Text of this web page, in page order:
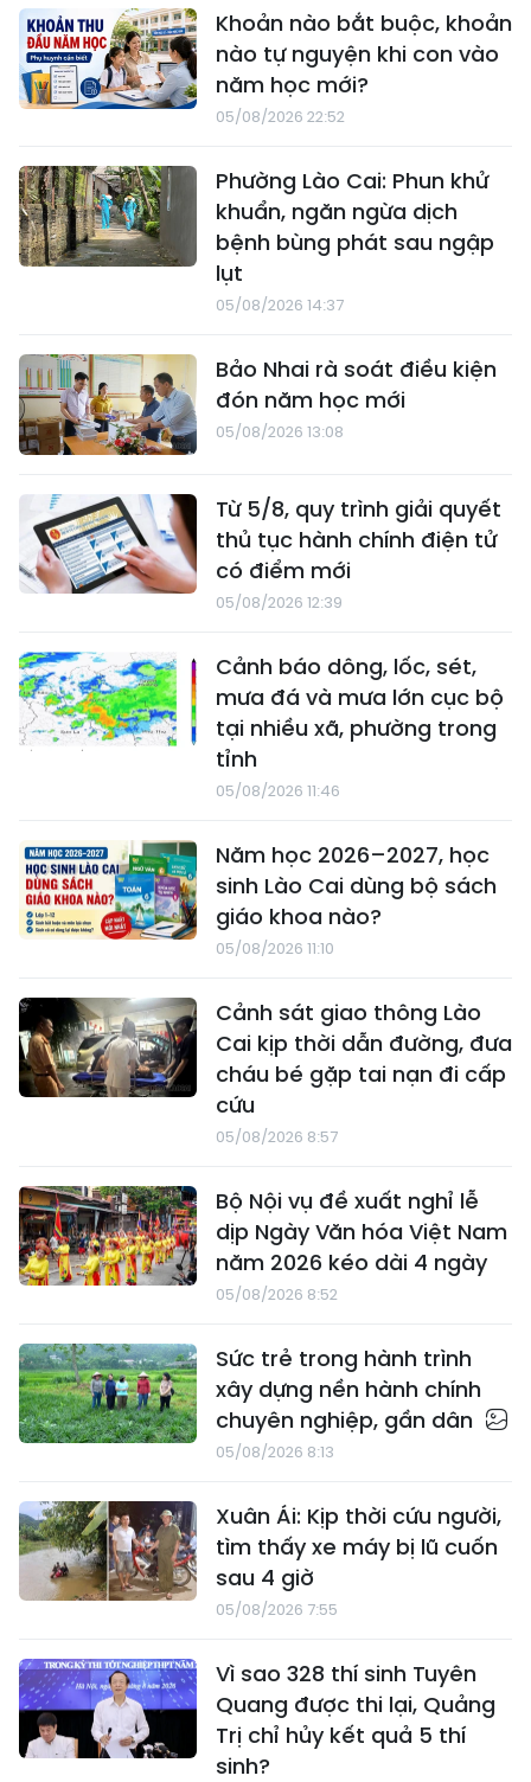
Khoản nào bắt buộc, khoản
nào tự nguyện khi con vào
năm học mới?
05/08/2026 22:52
Phường Lào Cai: Phun khử
khuẩn, ngăn ngừa dịch
bệnh bùng phát sau ngập
lụt
05/08/2026 14:37
Bảo Nhai rà soát điều kiện
đón năm học mới
05/08/2026 13:08
Từ 5/8, quy trình giải quyết
thủ tục hành chính điện tử
có điểm mới
05/08/2026 12:39
Cảnh báo dông, lốc, sét,
mưa đá và mưa lớn cục bộ
tại nhiều xã, phường trong
tỉnh
05/08/2026 11:46
Năm học 2026–2027, học
sinh Lào Cai dùng bộ sách
giáo khoa nào?
05/08/2026 11:10
Cảnh sát giao thông Lào
Cai kịp thời dẫn đường, đưa
cháu bé gặp tai nạn đi cấp
cứu
05/08/2026 8:57
Bộ Nội vụ đề xuất nghỉ lễ
dịp Ngày Văn hóa Việt Nam
năm 2026 kéo dài 4 ngày
05/08/2026 8:52
Sức trẻ trong hành trình
xây dựng nền hành chính
chuyên nghiệp, gần dân
05/08/2026 8:13
Xuân Ái: Kịp thời cứu người,
tìm thấy xe máy bị lũ cuốn
sau 4 giờ
05/08/2026 7:55
Vì sao 328 thí sinh Tuyên
Quang được thi lại, Quảng
Trị chỉ hủy kết quả 5 thí
sinh?